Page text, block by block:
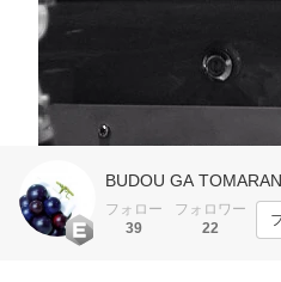
BUDOU GA
フォロー
39
フォロワー
22